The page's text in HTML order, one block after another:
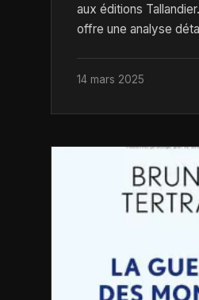
aux éditions
offre une analyse
14 mars 2025